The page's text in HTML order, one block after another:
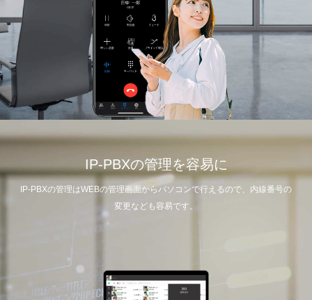
IP-PBXの管理を容易に
IP-PBXの管理はWEBの管理画面からパソコンで行えるので、内線番号の
変更なども容易です。